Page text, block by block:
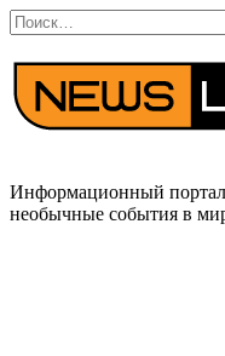
Перейти
к
содержанию
Search
for:
Информационный
необычные события в